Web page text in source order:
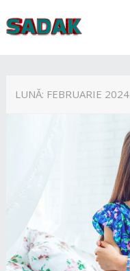
LUNĂ: FEBRUARIE 2024